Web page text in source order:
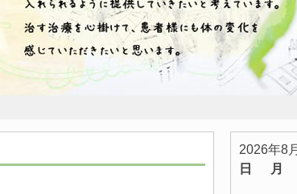
2026年8月
日
月